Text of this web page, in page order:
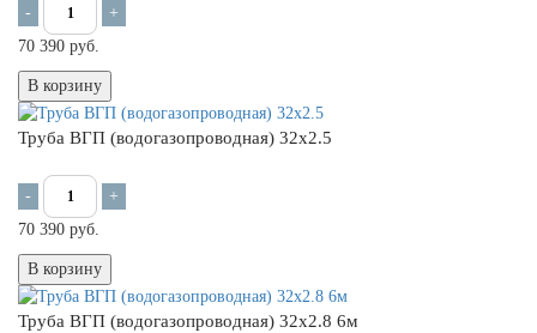
-
+
70 390 руб.
В корзину
Труба ВГП (водогазопроводная) 32х2.5
-
+
70 390 руб.
В корзину
Труба ВГП (водогазопроводная) 32х2.8 6м